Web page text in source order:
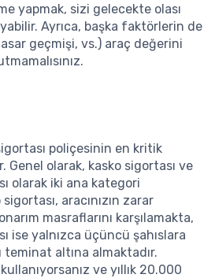
yapmak, sizi gelecekte olası
Ayrıca, başka faktörlerin de
geçmişi, vs.) araç değerini
poliçesinin en kritik
Genel olarak, kasko sigortası ve
olarak iki ana kategori
aracınızın zarar
masraflarını karşılamakta,
ise yalnızca üçüncü şahıslara
altına almaktadır.
kullanıyorsanız ve yıllık 20.000